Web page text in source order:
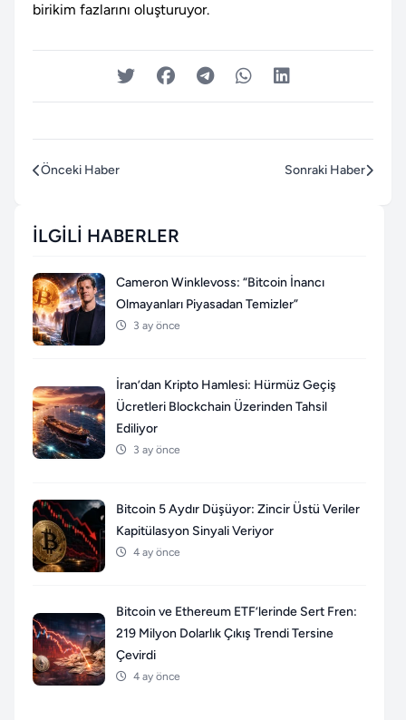
birikim fazlarını oluşturuyor.
Önceki Haber Sonraki Haber
İLGILI HABERLER
Cameron Winklevoss: “Bitcoin İnancı
Olmayanları Piyasadan Temizler”
3 ay önce
İran’dan Kripto Hamlesi: Hürmüz Geçiş
Ücretleri Blockchain Üzerinden Tahsil
Ediliyor
3 ay önce
Bitcoin 5 Aydır Düşüyor: Zincir Üstü Veriler
Kapitülasyon Sinyali Veriyor
4 ay önce
Bitcoin ve Ethereum ETF’lerinde Sert Fren:
219 Milyon Dolarlık Çıkış Trendi Tersine
Çevirdi
4 ay önce